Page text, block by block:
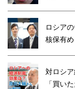
ロシア
核保有め
対ロシ
「買い